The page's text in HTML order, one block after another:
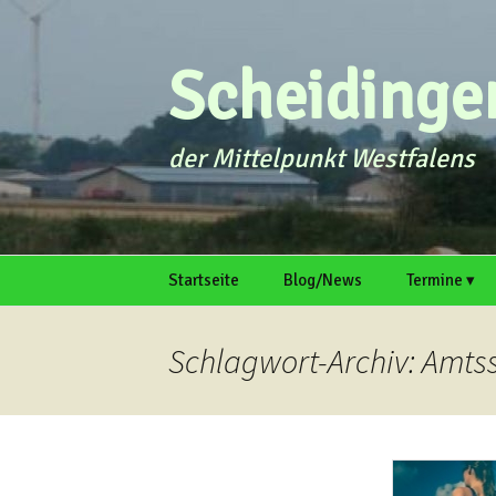
Zum
der Mittelpunkt Westfalens
Startseite Blog/News Termine ▾
Schlagwort-Archiv: